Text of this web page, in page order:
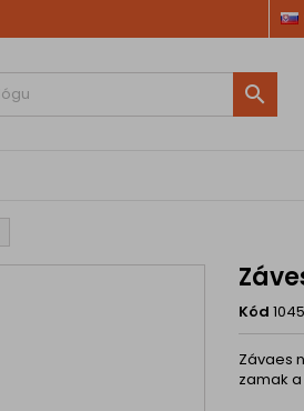

Kód
Závaes
zamak